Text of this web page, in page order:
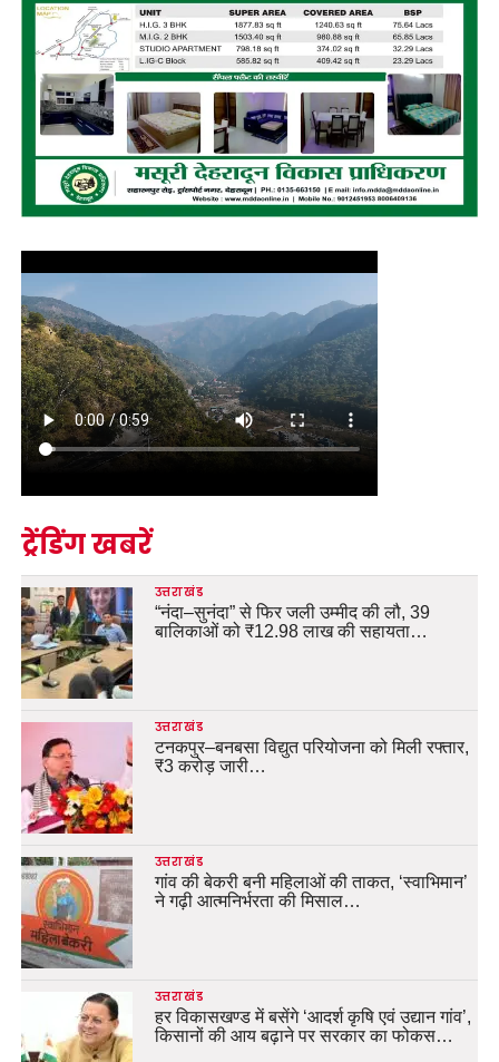
ट्रेंडिंग खबरें
उत्तराखंड
“नंदा–सुनंदा” से फिर जली उम्मीद की लौ, 39
बालिकाओं को ₹12.98 लाख की सहायता…
उत्तराखंड
टनकपुर–बनबसा विद्युत परियोजना को मिली रफ्तार,
₹3 करोड़ जारी…
उत्तराखंड
गांव की बेकरी बनी महिलाओं की ताकत, ‘स्वाभिमान’
ने गढ़ी आत्मनिर्भरता की मिसाल…
उत्तराखंड
हर विकासखण्ड में बसेंगे ‘आदर्श कृषि एवं उद्यान गांव’,
किसानों की आय बढ़ाने पर सरकार का फोकस…